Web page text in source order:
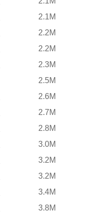
2.1M
2.2M
2.2M
2.3M
2.5M
2.6M
2.7M
2.8M
3.0M
3.2M
3.2M
3.4M
3.8M